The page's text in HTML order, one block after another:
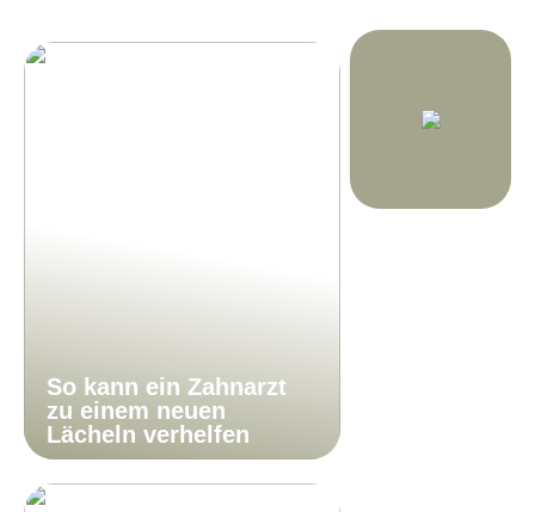
So kann ein Zahnarzt
zu einem neuen
Lächeln verhelfen